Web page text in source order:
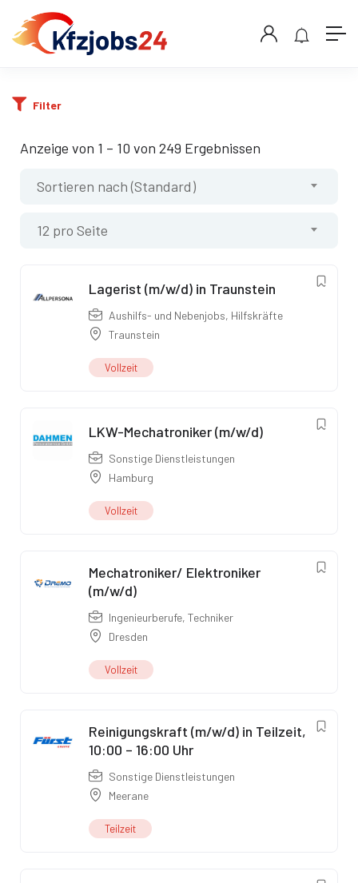
Filter
Anzeige von 1 – 10 von 249 Ergebnissen
Sortieren nach (Standard)
12 pro Seite
Lagerist (m/w/d) in Traunstein
Aushilfs- und Nebenjobs, Hilfskräfte
Traunstein
Vollzeit
LKW-Mechatroniker (m/w/d)
Sonstige Dienstleistungen
Hamburg
Vollzeit
Mechatroniker/ Elektroniker
(m/w/d)
Ingenieurberufe, Techniker
Dresden
Vollzeit
Reinigungskraft (m/w/d) in Teilzeit,
10:00 – 16:00 Uhr
Sonstige Dienstleistungen
Meerane
Teilzeit